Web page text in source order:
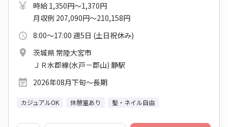
時給 1,350円～1,370円
月収例 207,090円～210,158円
8:00～17:00 週5日 (土日祝休み)
茨城県 常陸大宮市
ＪＲ水郡線(水戸－郡山) 静駅
2026年08月下旬～長期
カジュアルOK 休憩室あり 髪・ネイル自由